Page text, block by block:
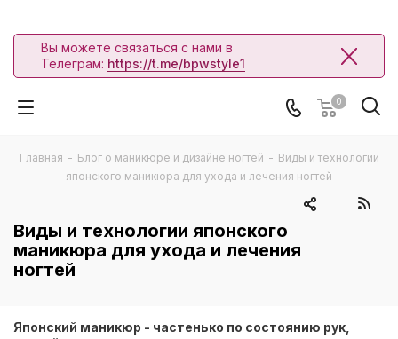
Вы можете связаться с нами в
Телеграм: https://t.me/bpwstyle1
0
Главная - Блог о маникюре и дизайне ногтей - Виды и технологии
японского маникюра для ухода и лечения ногтей
Виды и технологии японского
маникюра для ухода и лечения
ногтей
Японский маникюр - частенько по состоянию рук,